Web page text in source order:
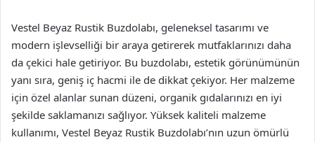
Vestel Beyaz Rustik Buzdolabı, geleneksel tasarımı ve
modern işlevselliği bir araya getirerek mutfaklarınızı daha
da çekici hale getiriyor. Bu buzdolabı, estetik görünümünün
yanı sıra, geniş iç hacmi ile de dikkat çekiyor. Her malzeme
için özel alanlar sunan düzeni, organik gıdalarınızı en iyi
şekilde saklamanızı sağlıyor. Yüksek kaliteli malzeme
kullanımı, Vestel Beyaz Rustik Buzdolabı’nın uzun ömürlü